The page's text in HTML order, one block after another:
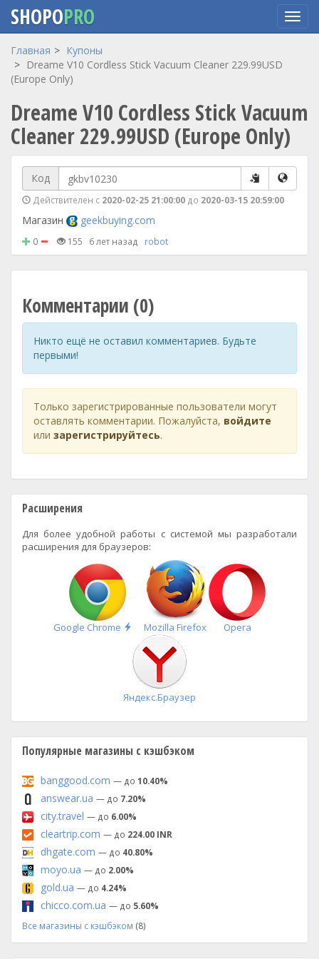
Перейти
основному
SHOPOPRO
Главная
Купоны
Dreame V10 Cordless Stick Vacuum Cleaner 229.99USD
(Europe Only)
Dreame V10 Cordless Stick Vacuum
Cleaner 229.99USD (Europe Only)
Код
Действителен с 2020-02-25 21:00:00 до 2020-03-15 20:59:00
Магазин geekbuying.com
0 155 6 лет назад robot
Комментарии (0)
Никто ещё не оставил комментариев. Будьте
первыми!
Только зарегистрированные пользователи могут
оставлять комментарии. Пожалуйста, войдите
или зарегистрируйтесь.
Расширения
Для более удобной работы с системой мы разработали
расширения для браузеров:
Google Chrome
Быстрая
установка
Mozilla Firefox Opera
Яндекс.Браузер
Популярные магазины с кэшбэком
banggood.com — до 10.40%
answear.ua — до 7.20%
city.travel — до 6.00%
cleartrip.com — до 224.00 INR
dhgate.com — до 40.80%
moyo.ua — до 2.00%
gold.ua — до 4.24%
chicco.com.ua — до 5.60%
Все магазины с кэшбэком (8)